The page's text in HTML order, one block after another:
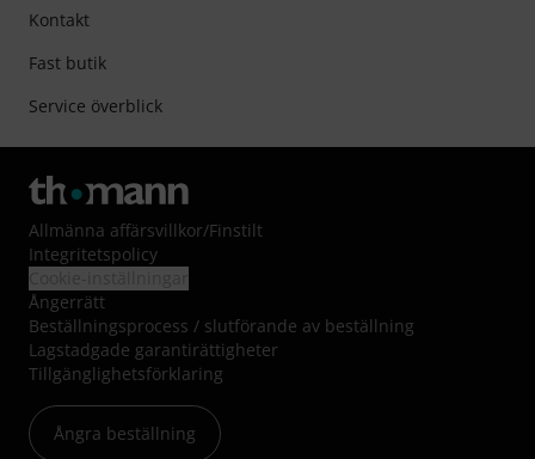
Kontakt
Fast butik
Service överblick
Allmänna affärsvillkor/Finstilt
Integritetspolicy
Ångerrätt
Beställningsprocess / slutförande av beställning
Lagstadgade garantirättigheter
Tillgänglighetsförklaring
Ångra beställning